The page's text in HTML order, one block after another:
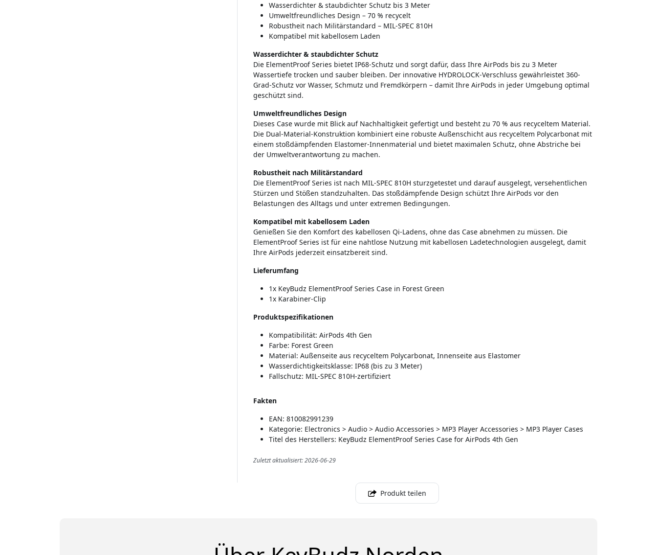
Wasserdichter & staubdichter Schutz bis 3 Meter
Umweltfreundliches Design – 70 % recycelt
Robustheit nach Militärstandard – MIL-SPEC 810H
Kompatibel mit kabellosem Laden
Wasserdichter & staubdichter Schutz
Die ElementProof Series bietet IP68-Schutz und sorgt dafür, dass Ihre AirPods bis zu 3 Meter
Wassertiefe trocken und sauber bleiben. Der innovative HYDROLOCK-Verschluss gewährleistet 360-
Grad-Schutz vor Wasser, Schmutz und Fremdkörpern – damit Ihre AirPods in jeder Umgebung optimal
geschützt sind.
Umweltfreundliches Design
Dieses Case wurde mit Blick auf Nachhaltigkeit gefertigt und besteht zu 70 % aus recyceltem Material.
Die Dual-Material-Konstruktion kombiniert eine robuste Außenschicht aus recyceltem Polycarbonat mit
einem stoßdämpfenden Elastomer-Innenmaterial und bietet maximalen Schutz, ohne Abstriche bei
der Umweltverantwortung zu machen.
Robustheit nach Militärstandard
Die ElementProof Series ist nach MIL-SPEC 810H sturzgetestet und darauf ausgelegt, versehentlichen
Stürzen und Stößen standzuhalten. Das stoßdämpfende Design schützt Ihre AirPods vor den
Belastungen des Alltags und unter extremen Bedingungen.
Kompatibel mit kabellosem Laden
Genießen Sie den Komfort des kabellosen Qi-Ladens, ohne das Case abnehmen zu müssen. Die
ElementProof Series ist für eine nahtlose Nutzung mit kabellosen Ladetechnologien ausgelegt, damit
Ihre AirPods jederzeit einsatzbereit sind.
Lieferumfang
1x KeyBudz ElementProof Series Case in Forest Green
1x Karabiner-Clip
Produktspezifikationen
Kompatibilität: AirPods 4th Gen
Farbe: Forest Green
Material: Außenseite aus recyceltem Polycarbonat, Innenseite aus Elastomer
Wasserdichtigkeitsklasse: IP68 (bis zu 3 Meter)
Fallschutz: MIL-SPEC 810H-zertifiziert
Fakten
EAN: 810082991239
Kategorie: Electronics > Audio > Audio Accessories > MP3 Player Accessories > MP3 Player Cases
Titel des Herstellers: KeyBudz ElementProof Series Case for AirPods 4th Gen
Zuletzt aktualisiert: 2026-06-29
Produkt teilen